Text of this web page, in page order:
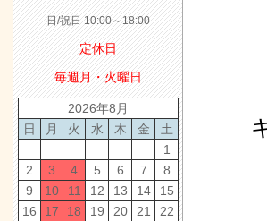
日/祝日 10:00～18:00
定休日
毎週月・火曜日
2026年8月
日
月 火 水 木 金
土
1
2
3 4 5 6 7
8
9
10 11 12 13 14
15
16
17 18 19 20 21
22